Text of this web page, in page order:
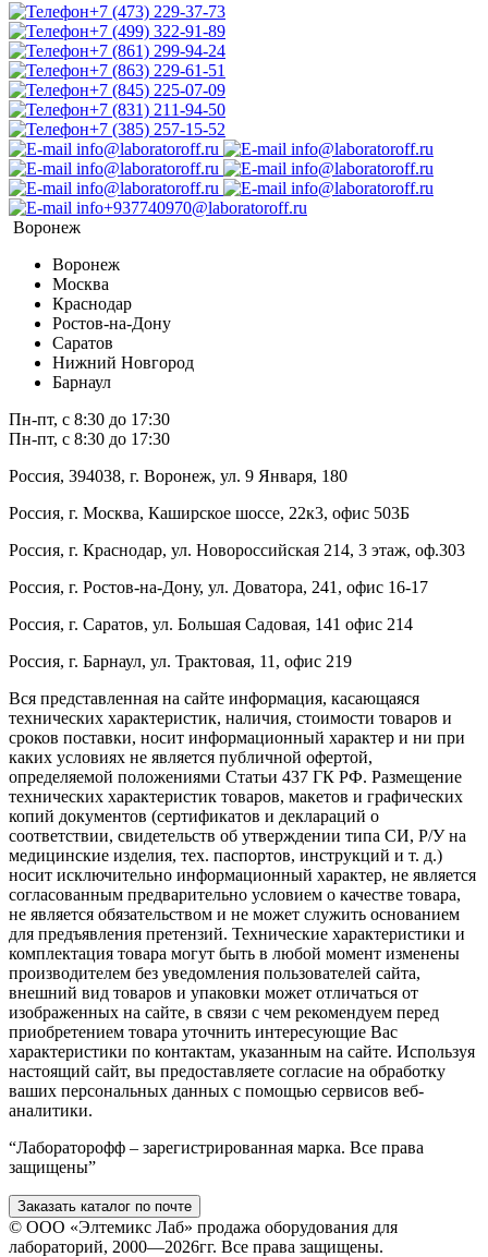
+7 (473) 229-37-73
+7 (499) 322-91-89
+7 (861) 299-94-24
+7 (863) 229-61-51
+7 (845) 225-07-09
+7 (831) 211-94-50
+7 (385) 257-15-52
info@laboratoroff.ru
info@laboratoroff.ru
info@laboratoroff.ru
info@laboratoroff.ru
info@laboratoroff.ru
info@laboratoroff.ru
info+937740970@laboratoroff.ru
Воронеж
Воронеж
Москва
Краснодар
Ростов-на-Дону
Саратов
Нижний Новгород
Барнаул
Пн-пт, с 8:30 до 17:30
Пн-пт, с 8:30 до 17:30
Россия, 394038, г. Воронеж, ул. 9 Января, 180
Россия, г. Москва, Каширское шоссе, 22к3, офис 503Б
Россия, г. Краснодар, ул. Новороссийская 214, 3 этаж, оф.303
Россия, г. Ростов-на-Дону, ул. Доватора, 241, офис 16-17
Россия, г. Саратов, ул. Большая Садовая, 141 офис 214
Россия, г. Барнаул, ул. Трактовая, 11, офис 219
Вся представленная на сайте информация, касающаяся
технических характеристик, наличия, стоимости товаров и
сроков поставки, носит информационный характер и ни при
каких условиях не является публичной офертой,
определяемой положениями Статьи 437 ГК РФ. Размещение
технических характеристик товаров, макетов и графических
копий документов (сертификатов и деклараций о
соответствии, свидетельств об утверждении типа СИ, Р/У на
медицинские изделия, тех. паспортов, инструкций и т. д.)
носит исключительно информационный характер, не является
согласованным предварительно условием о качестве товара,
не является обязательством и не может служить основанием
для предъявления претензий. Технические характеристики и
комплектация товара могут быть в любой момент изменены
производителем без уведомления пользователей сайта,
внешний вид товаров и упаковки может отличаться от
изображенных на сайте, в связи с чем рекомендуем перед
приобретением товара уточнить интересующие Вас
характеристики по контактам, указанным на сайте. Используя
настоящий сайт, вы предоставляете согласие на обработку
ваших персональных данных с помощью сервисов веб-
аналитики.
“Лабораторофф – зарегистрированная марка. Все права
защищены”
Заказать каталог по почте
© ООО «Элтемикс Лаб» продажа оборудования для
лабораторий, 2000—2026гг. Все права защищены.